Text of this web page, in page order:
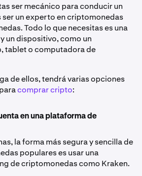
ser mecánico para conducir un
ser un experto en criptomonedas
Todo lo que necesitas es una
un dispositivo, como un
tablet o computadora de
de ellos, tendrá varias opciones
comprar cripto:
en una plataforma de
la forma más segura y sencilla de
populares es usar una
de criptomonedas como Kraken.